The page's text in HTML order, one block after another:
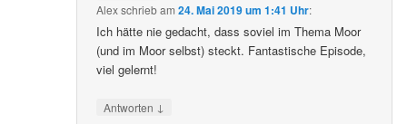
Alexschriebam24. Mai 2019 um 1:41 Uhr:
Ich hätte nie gedacht, dass soviel im Thema Moor
(und im Moor selbst) steckt. Fantastische Episode,
viel gelernt!
Antworten ↓